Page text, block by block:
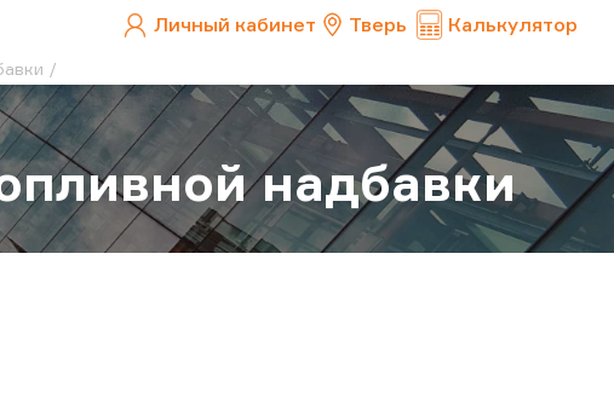
Личный кабинет Тверь Калькулятор
надбавки